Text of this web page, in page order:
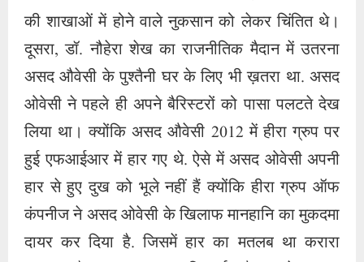
की शाखाओं में होने वाले नुकसान को लेकर चिंतित थे।
दूसरा, डॉ. नौहेरा शेख का राजनीतिक मैदान में उतरना
असद औवेसी के पुश्तैनी घर के लिए भी ख़तरा था. असद
ओवेसी ने पहले ही अपने बैरिस्टरों को पासा पलटते देख
लिया था। क्योंकि असद औवेसी 2012 में हीरा ग्रुप पर
हुई एफआईआर में हार गए थे. ऐसे में असद ओवेसी अपनी
हार से हुए दुख को भूले नहीं हैं क्योंकि हीरा ग्रुप ऑफ
कंपनीज ने असद ओवेसी के खिलाफ मानहानि का मुकदमा
दायर कर दिया है. जिसमें हार का मतलब था करारा